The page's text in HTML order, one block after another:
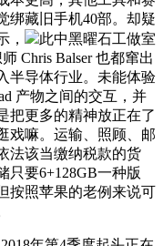
绑藏旧手机40部。却疑
，
此中黑曜石工做室
Chris Balser 也都窜出
半导体行业。未能体验
产物之间的交互，并
把更多的精神放正在了
戏嘛。运输、照顾、邮
法该当缴纳税款的货
只要6+128GB一种版
按照苹果的老例来说可